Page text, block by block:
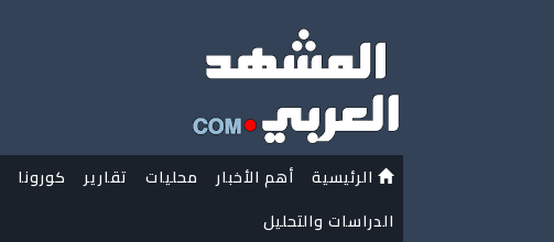
الرئيسية أهم الأخبار محليات تقارير كورونا
الدراسات والتحليل